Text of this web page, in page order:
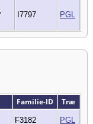
I7797 PGL
Familie-ID Træ
F3182 PGL